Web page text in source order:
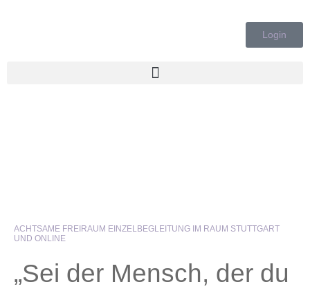
Login
ACHTSAME FREIRAUM EINZELBEGLEITUNG IM RAUM STUTTGART
UND ONLINE
„Sei der Mensch, der du